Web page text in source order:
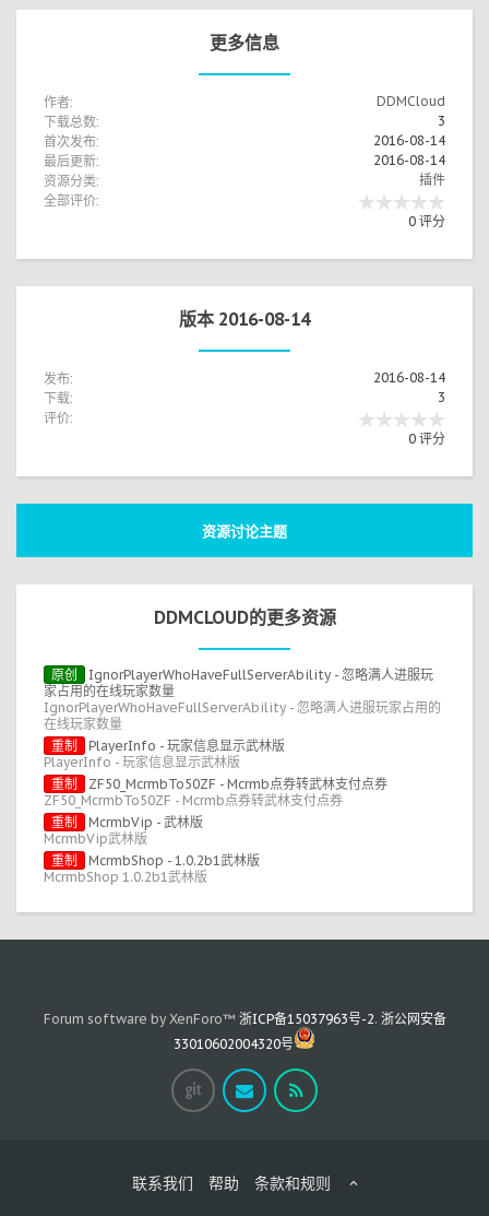
更多信息
作者: DDMCloud
下载总数: 3
首次发布: 2016-08-14
最后更新: 2016-08-14
资源分类: 插件
全部评价:
0 评分
版本 2016-08-14
发布: 2016-08-14
下载: 3
评价:
0 评分
资源讨论主题
DDMCLOUD的更多资源
原创
IgnorPlayerWhoHaveFullServerAbility - 忽略满人进服玩
家占用的在线玩家数量
IgnorPlayerWhoHaveFullServerAbility - 忽略满人进服玩家占用的
在线玩家数量
重制
PlayerInfo - 玩家信息显示武林版
PlayerInfo - 玩家信息显示武林版
重制
ZF50_McrmbTo50ZF - Mcrmb点券转武林支付点券
ZF50_McrmbTo50ZF - Mcrmb点券转武林支付点券
重制
McrmbVip - 武林版
McrmbVip武林版
重制
McrmbShop - 1.0.2b1武林版
McrmbShop 1.0.2b1武林版
Forum software by XenForo™ 浙ICP备15037963号-2. 浙公网安备
33010602004320号
联系我们 帮助 条款和规则